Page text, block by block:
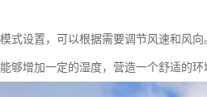
式设置，可以根据需要调节风速和风
够增加一定的湿度，营造一个舒适的环